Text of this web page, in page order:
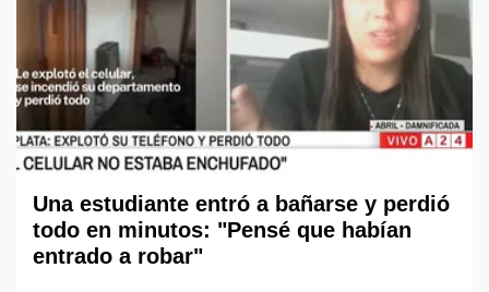
Una estudiante entró a bañarse y perdió
todo en minutos: "Pensé que habían
entrado a robar"